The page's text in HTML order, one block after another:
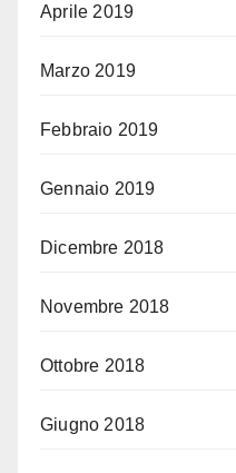
Aprile 2019
Marzo 2019
Febbraio 2019
Gennaio 2019
Dicembre 2018
Novembre 2018
Ottobre 2018
Giugno 2018